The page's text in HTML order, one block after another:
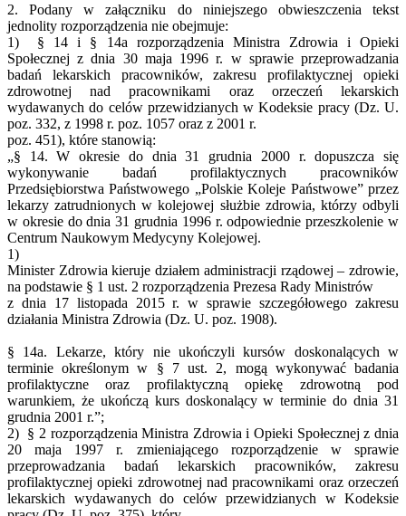
2. Podany w załączniku do niniejszego obwieszczenia tekst
jednolity rozporządzenia nie obejmuje:
1) § 14 i § 14a rozporządzenia Ministra Zdrowia i Opieki
Społecznej z dnia 30 maja 1996 r. w sprawie przeprowadzania
badań lekarskich pracowników, zakresu profilaktycznej opieki
zdrowotnej nad pracownikami oraz orzeczeń lekarskich
wydawanych do celów przewidzianych w Kodeksie pracy (Dz. U.
poz. 332, z 1998 r. poz. 1057 oraz z 2001 r.
poz. 451), które stanowią:
„§ 14. W okresie do dnia 31 grudnia 2000 r. dopuszcza się
wykonywanie badań profilaktycznych pracowników
Przedsiębiorstwa Państwowego „Polskie Koleje Państwowe” przez
lekarzy zatrudnionych w kolejowej służbie zdrowia, którzy odbyli
w okresie do dnia 31 grudnia 1996 r. odpowiednie przeszkolenie w
Centrum Naukowym Medycyny Kolejowej.
1)
Minister Zdrowia kieruje działem administracji rządowej ‒ zdrowie,
na podstawie § 1 ust. 2 rozporządzenia Prezesa Rady Ministrów
z dnia 17 listopada 2015 r. w sprawie szczegółowego zakresu
działania Ministra Zdrowia (Dz. U. poz. 1908).
§ 14a. Lekarze, który nie ukończyli kursów doskonalących w
terminie określonym w § 7 ust. 2, mogą wykonywać badania
profilaktyczne oraz profilaktyczną opiekę zdrowotną pod
warunkiem, że ukończą kurs doskonalący w terminie do dnia 31
grudnia 2001 r.”;
2) § 2 rozporządzenia Ministra Zdrowia i Opieki Społecznej z dnia
20 maja 1997 r. zmieniającego rozporządzenie w sprawie
przeprowadzania badań lekarskich pracowników, zakresu
profilaktycznej opieki zdrowotnej nad pracownikami oraz orzeczeń
lekarskich wydawanych do celów przewidzianych w Kodeksie